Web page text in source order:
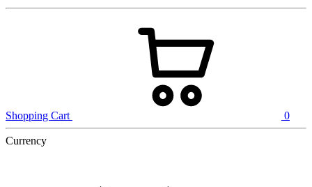
Shopping Cart 0
Currency